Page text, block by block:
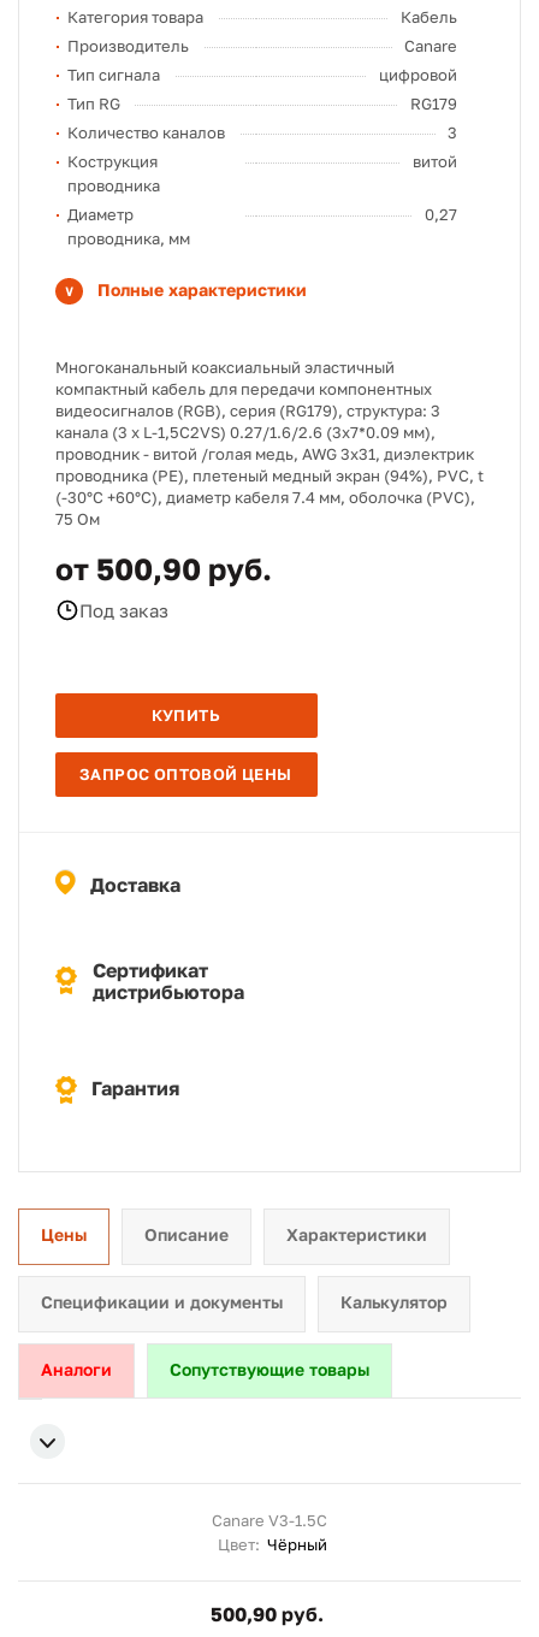
Категория товара
Кабель
Производитель
Canare
Тип сигнала
цифровой
Тип RG
RG179
Количество каналов
3
Кострукция
проводника
витой
Диаметр
проводника, мм
0,27
Полные характеристики
Многоканальный коаксиальный эластичный
компактный кабель для передачи компонентных
видеосигналов (RGB), серия (RG179), структура: 3
канала (3 х L-1,5C2VS) 0.27/1.6/2.6 (3х7*0.09 мм),
проводник - витой /голая медь, AWG 3х31, диэлектрик
проводника (PE), плетеный медный экран (94%), PVC, t
(-30°C +60°C), диаметр кабеля 7.4 мм, оболочка (PVC),
75 Ом
от 500,90 руб.
Под заказ
КУПИТЬ
ЗАПРОС ОПТОВОЙ ЦЕНЫ
Доставка
Сертификат
дистрибьютора
Гарантия
Цены Описание Характеристики
Спецификации и документы Калькулятор
Аналоги Сопутствующие товары
Canare V3-1.5C
Цвет: Чёрный
500,90 руб.